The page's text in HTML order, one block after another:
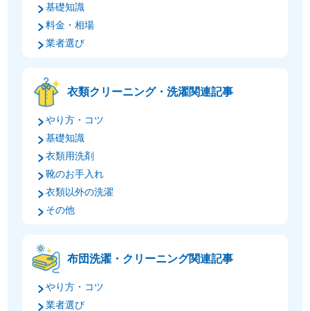
基礎知識
料金・相場
業者選び
衣類クリーニング・洗濯関連記事
やり方・コツ
基礎知識
衣類用洗剤
靴のお手入れ
衣類以外の洗濯
その他
布団洗濯・クリーニング関連記事
やり方・コツ
業者選び